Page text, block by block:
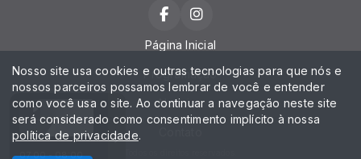
07:00 - 08:00
Página Inicial
Programação
Notícias
Nosso site usa cookies e outras tecnologias para que nós e
nossos parceiros possamos lembrar de você e entender
como você usa o site. Ao continuar a navegação neste site
será considerado como consentimento implícito à nossa
política de privacidade.